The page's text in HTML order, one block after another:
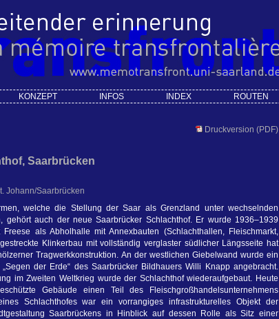
KONZEPT INFOS INDEX ROUTEN
Druckversion (PDF)
Saarbrücken
Johann/Saarbrücken
welche die Stellung der Saar als Grenzland unter wechselnden
gehört auch der neue Saarbrücker Schlachthof. Er wurde 1936–1939
als Abholhalle mit Annexbauten (Schlachthallen, Fleischmarkt,
Klinkerbau mit vollständig verglaster südlicher Längsseite hat
Tragwerkkonstruktion. An der westlichen Giebelwand wurde ein
der Erde“ des Saarbrücker Bildhauers Willi Knapp angebracht.
im Zweiten Weltkrieg wurde der Schlachthof wiederaufgebaut. Heute
Gebäude einen Teil des Fleischgroßhandelsunternehmens
Schlachthofes war ein vorrangiges infrastrukturelles Objekt der
Saarbrückens in Hinblick auf dessen Rolle als Sitz einer